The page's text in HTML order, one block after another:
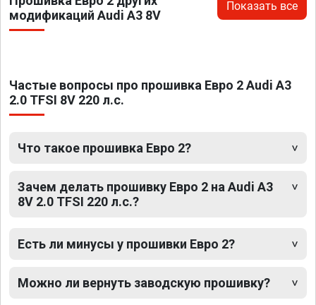
модификаций Audi A3 8V
Показать все
Частые вопросы про прошивка Евро 2 Audi A3
2.0 TFSI 8V 220 л.с.
Что такое прошивка Евро 2?
Зачем делать прошивку Евро 2 на Audi A3
8V 2.0 TFSI 220 л.с.?
Есть ли минусы у прошивки Евро 2?
Можно ли вернуть заводскую прошивку?